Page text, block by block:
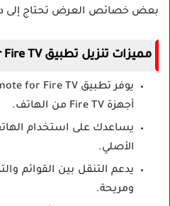
بعض خصائص العرض تحتاج إلى
مميزات تنزيل تطبيق Remote for Fire TV مهكر
أجهزة Fire TV من الهاتف.
يساعدك على استخدام
الأصلي.
يدعم التنقل بين القوائم
ومريحة.